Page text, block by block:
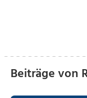
Beiträge von